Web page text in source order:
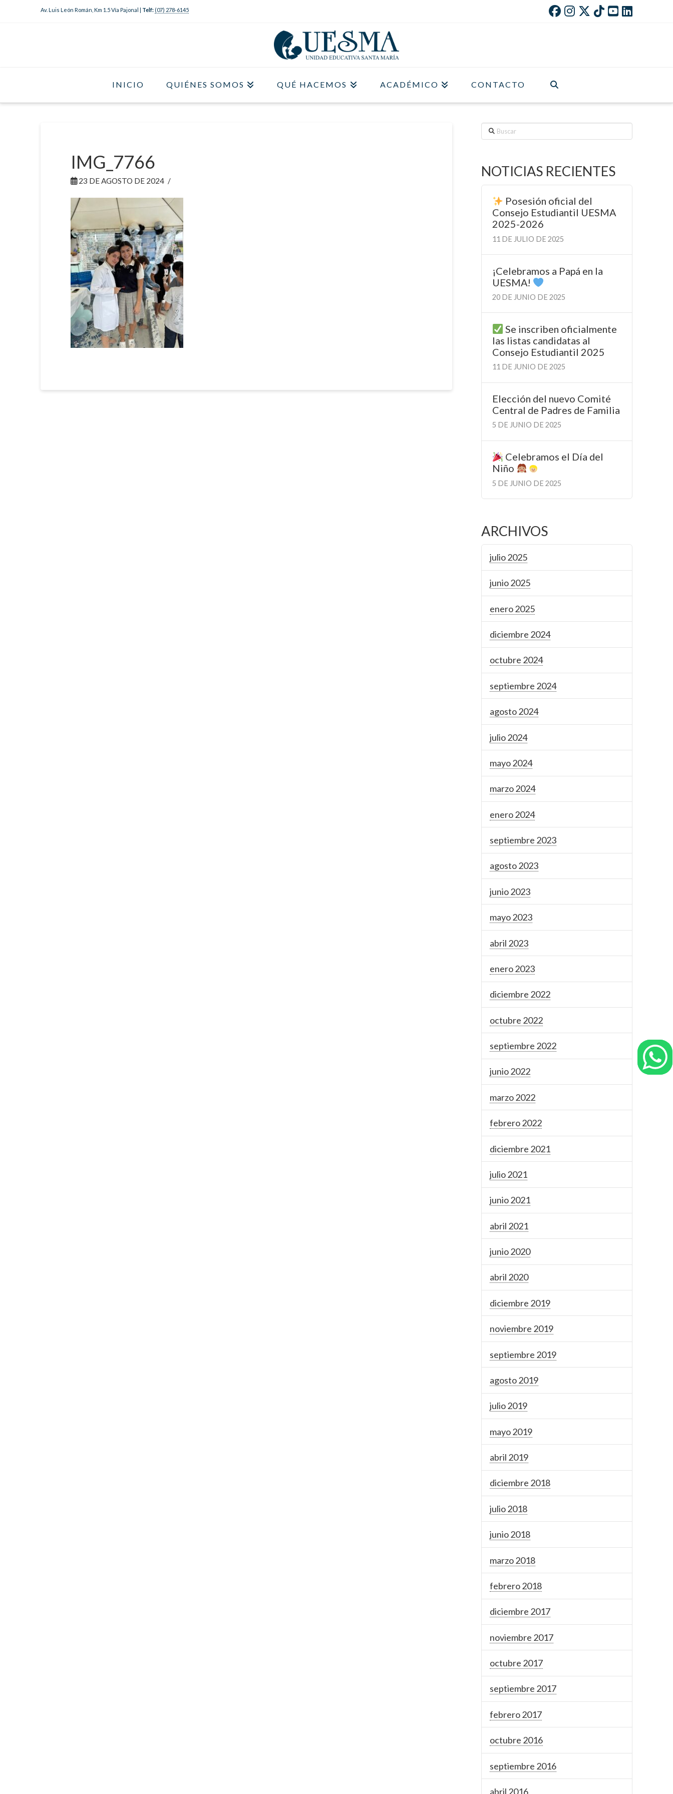
Av. Luis León Román, Km 1.5 Vía Pajonal | Telf: (07) 278-6145
INICIO QUIÉNES SOMOS QUÉ HACEMOS ACADÉMICO CONTACTO
IMG_7766
23 DE AGOSTO DE 2024
Buscar
NOTICIAS RECIENTES
Posesión oficial del
Consejo Estudiantil UESMA
2025-2026
11 DE JULIO DE 2025
¡Celebramos a Papá en la
UESMA!
20 DE JUNIO DE 2025
Se inscriben oficialmente
las listas candidatas al
Consejo Estudiantil 2025
11 DE JUNIO DE 2025
Elección del nuevo Comité
Central de Padres de Familia
5 DE JUNIO DE 2025
Celebramos el Día del
Niño
5 DE JUNIO DE 2025
ARCHIVOS
julio 2025
junio 2025
enero 2025
diciembre 2024
octubre 2024
septiembre 2024
agosto 2024
julio 2024
mayo 2024
marzo 2024
enero 2024
septiembre 2023
agosto 2023
junio 2023
mayo 2023
abril 2023
enero 2023
diciembre 2022
octubre 2022
septiembre 2022
junio 2022
marzo 2022
febrero 2022
diciembre 2021
julio 2021
junio 2021
abril 2021
junio 2020
abril 2020
diciembre 2019
noviembre 2019
septiembre 2019
agosto 2019
julio 2019
mayo 2019
abril 2019
diciembre 2018
julio 2018
junio 2018
marzo 2018
febrero 2018
diciembre 2017
noviembre 2017
octubre 2017
septiembre 2017
febrero 2017
octubre 2016
septiembre 2016
abril 2016